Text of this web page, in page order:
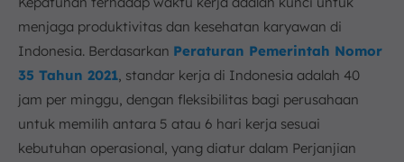
menjaga produktivitas dan kesehatan karyawan di
Indonesia. Berdasarkan Peraturan Pemerintah Nomor
35 Tahun 2021 , standar kerja di Indonesia adalah 40
jam per minggu, dengan fleksibilitas bagi perusahaan
untuk memilih antara 5 atau 6 hari kerja sesuai
kebutuhan operasional, yang diatur dalam Perjanjian